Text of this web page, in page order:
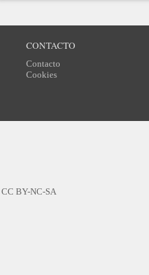
CONTACTO
Contacto
Cookies
CC BY-NC-SA